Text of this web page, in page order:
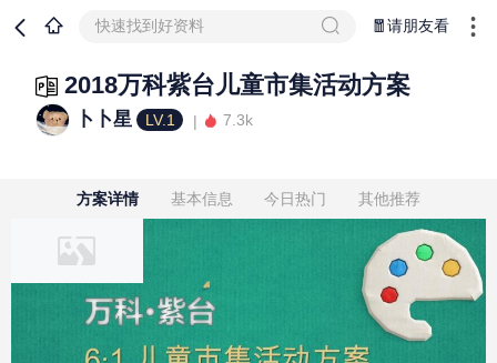
快速找到好资料 🧧请朋友看
2018万科紫台儿童市集活动方案
卜卜星 LV.1 7.3k
方案详情 基本信息 今日热门 其他推荐